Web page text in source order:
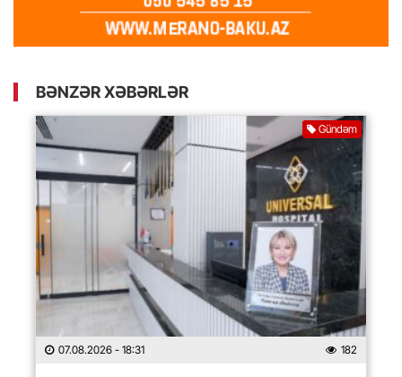
BƏNZƏR XƏBƏRLƏR
Gündəm
07.08.2026 - 18:31 182